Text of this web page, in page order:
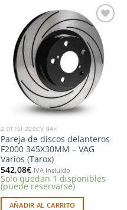
Añadir
a la
lista de
deseos
2.0TFSI 200CV 04<
Pareja de discos delanteros
F2000 345X30MM – VAG
Varios (Tarox)
542,08€ IVA Incluido
Solo quedan 1 disponibles
(puede reservarse)
AÑADIR AL CARRITO